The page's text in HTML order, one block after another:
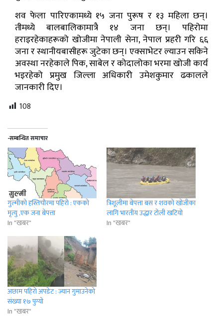
शव फेला पारिएकामध्ये १५ जना पुरूष र १३ महिला छन्।
तीमध्ये बालबालिकामात्रै १४ जना छन्। पहिरोमा
हराइरहेकाहरूको खोजीमा नेपाली सेना, नेपाल प्रहरी गरि ६६
जना र स्थानीयबासीहरू जुटेका छन्। एक्साभेटर ल्याउन सकिने
अवस्था नरहेकाले पिक, साबेल र कोदालोका भरमा खोजी कार्य
भइरहेको प्रमुख जिल्ला अधिकारी उमेशकुमार ढकालले
जानकारी दिए।
108
-सम्बन्धित समाचार
गुल्मीको हस्तिचौरमा पहिरो : एकको
मृत्यु ,एक जना बेपत्ता
In "खबर"
त्रिशूलीमा बेपत्ता बस र शवको खोजीका
लागि भारतीय उद्धार टोली खटियो
In "खबर"
अछाम पहिरो अपडेट : ज्यान गुमाउनेको
संख्या १७ पुग्यो
In "खबर"